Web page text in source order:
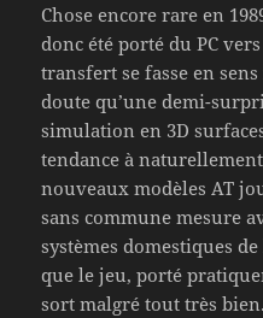
Chose encore rare en
donc été porté du PC
transfert se fasse en
doute qu’une demi-
simulation en 3D
tendance à
nouveaux modèles AT
sans commune mesure
systèmes domestiques
que le jeu, porté
sort malgré tout très